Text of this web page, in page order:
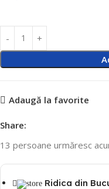
Adaugă la favorite
Share:
13 persoane urmăresc
Ridica din